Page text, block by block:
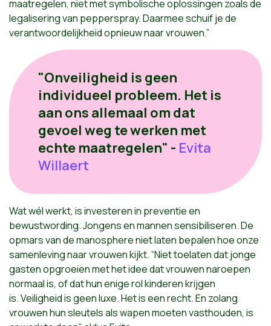
maatregelen, niet met symbolische oplossingen zoals de
legalisering van pepperspray. Daarmee schuif je de
verantwoordelijkheid opnieuw naar vrouwen.”
"Onveiligheid is geen
individueel probleem. Het is
aan ons allemaal om dat
gevoel weg te werken met
echte maatregelen" - Evita
Willaert
Wat wél werkt, is investeren in preventie en
bewustwording. Jongens en mannen sensibiliseren. De
opmars van de manosphere niet laten bepalen hoe onze
samenleving naar vrouwen kijkt. “Niet toelaten dat jonge
gasten opgroeien met het idee dat vrouwen naroepen
normaal is, of dat hun enige rol kinderen krijgen
is. Veiligheid is geen luxe. Het is een recht. En zolang
vrouwen hun sleutels als wapen moeten vasthouden, is